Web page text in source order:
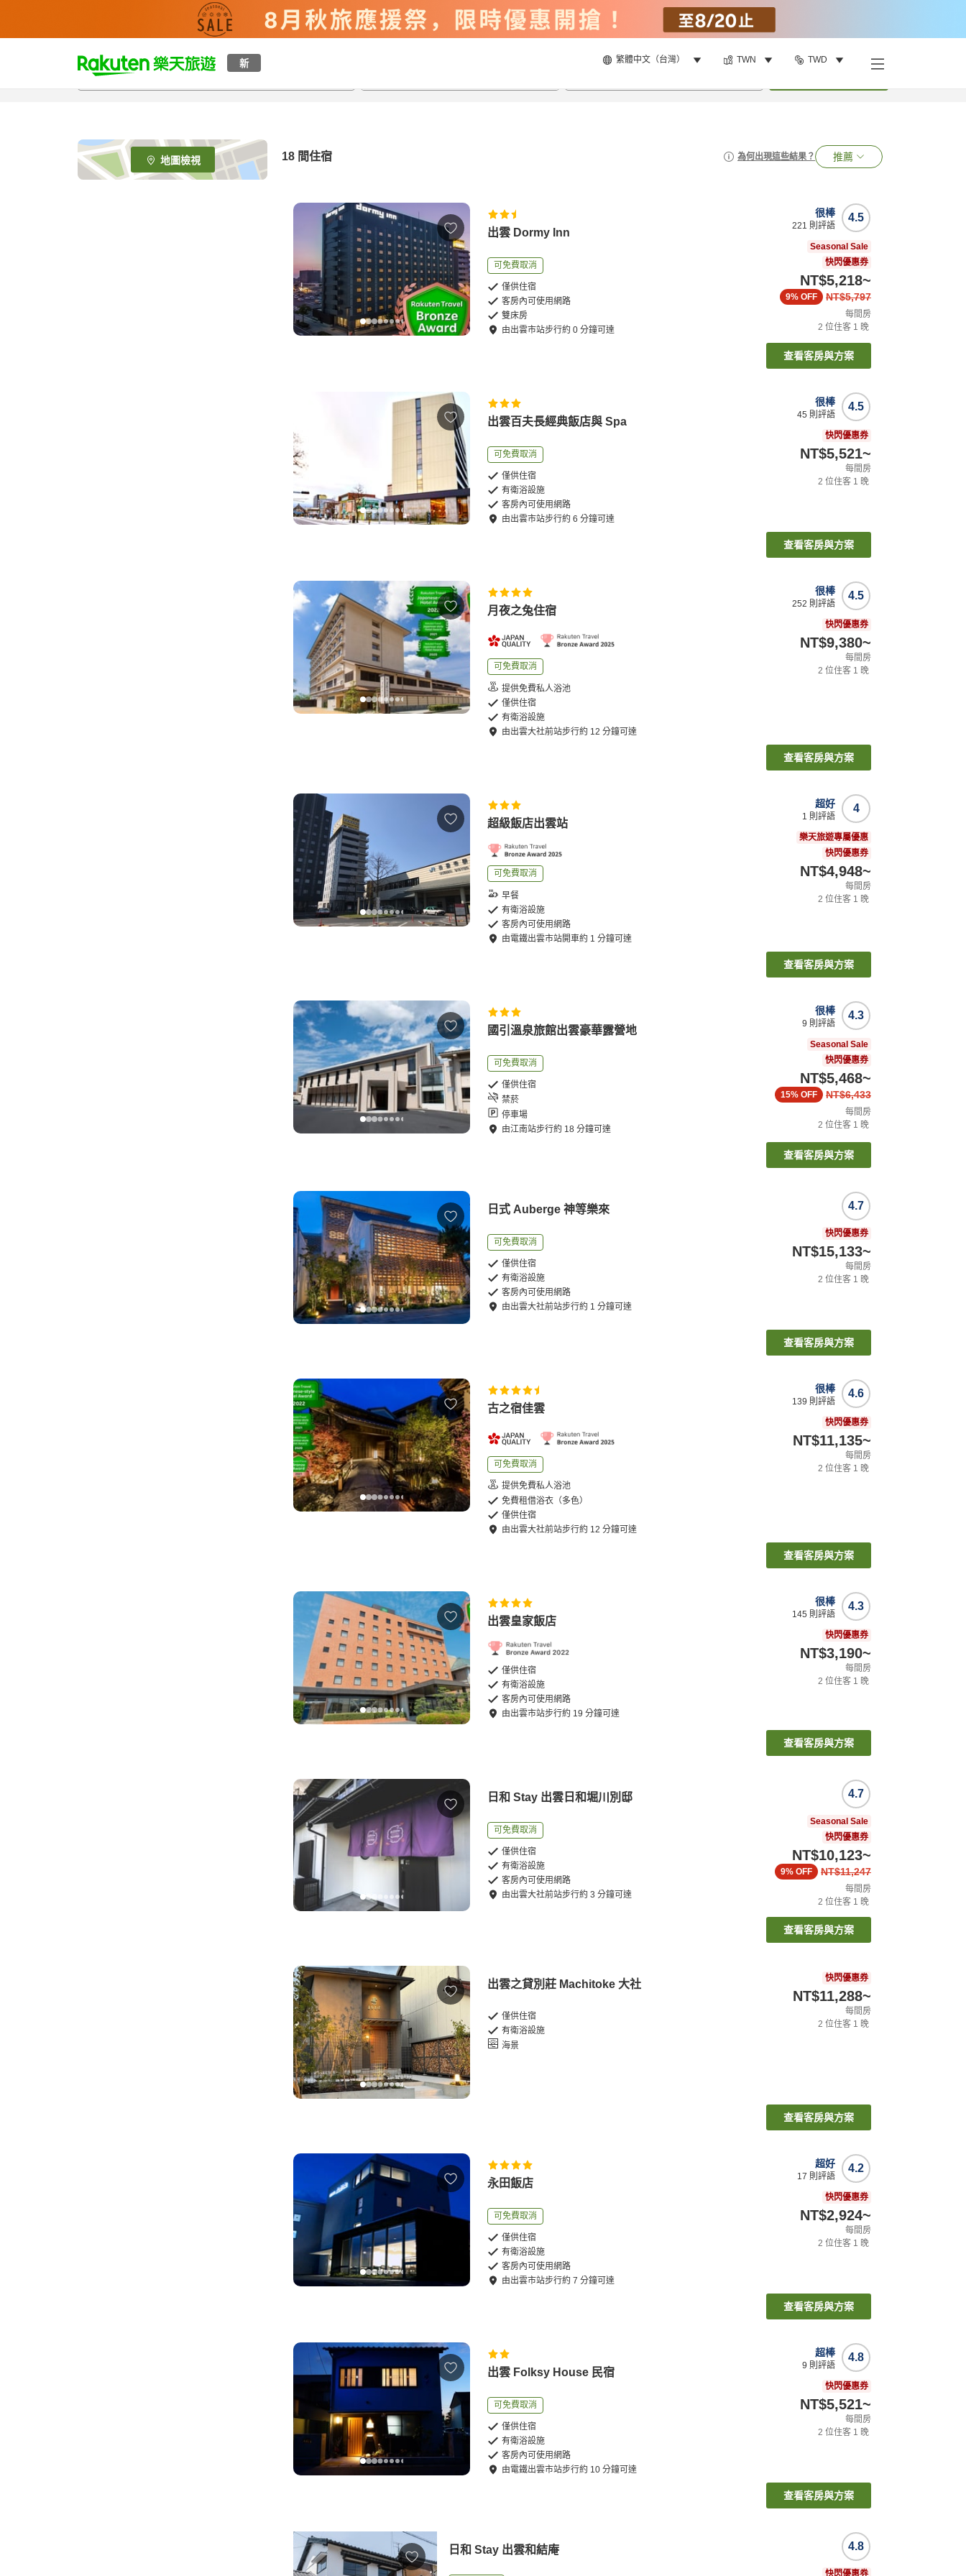
新 繁體中文（台灣） TWN TWD
t
p
e
_
s
地圖檢視 18 間住宿 為何出現這些結果？ 推薦
出雲 Dormy Inn
可免費取消
僅供住宿
客房內可使用網路
雙床房
由出雲市站步行約0 分鐘可達
4.5
很棒
221 則評語
Seasonal Sale
快閃優惠券
NT$5,218~
NT$5,797
9% OFF
每間房
2 位住客 1 晚
查看客房與方案
出雲百夫長經典飯店與 Spa
可免費取消
僅供住宿
有衛浴設施
客房內可使用網路
由出雲市站步行約6 分鐘可達
4.5
很棒
45 則評語
快閃優惠券
NT$5,521~
每間房
2 位住客 1 晚
查看客房與方案
月夜之兔住宿
可免費取消
提供免費私人浴池
僅供住宿
有衛浴設施
由出雲大社前站步行約 12 分鐘可達
4.5
很棒
252 則評語
快閃優惠券
NT$9,380~
每間房
2 位住客 1 晚
查看客房與方案
超級飯店出雲站
可免費取消
早餐
有衛浴設施
客房內可使用網路
由電鐵出雲市站開車約 1 分鐘可達
4
超好
1 則評語
樂天旅遊專屬優惠
快閃優惠券
NT$4,948~
每間房
2 位住客 1 晚
查看客房與方案
國引溫泉旅館出雲豪華露營地
可免費取消
僅供住宿
禁菸
停車場
由江南站步行約 18 分鐘可達
4.3
很棒
9 則評語
Seasonal Sale
快閃優惠券
NT$5,468~
NT$6,433
15% OFF
每間房
2 位住客 1 晚
查看客房與方案
日式 Auberge 神等樂來
可免費取消
僅供住宿
有衛浴設施
客房內可使用網路
由出雲大社前站步行約 1 分鐘可達
4.7
快閃優惠券
NT$15,133~
每間房
2 位住客 1 晚
查看客房與方案
古之宿佳雲
可免費取消
提供免費私人浴池
免費租借浴衣（多色）
僅供住宿
由出雲大社前站步行約 12 分鐘可達
4.6
很棒
139 則評語
快閃優惠券
NT$11,135~
每間房
2 位住客 1 晚
查看客房與方案
出雲皇家飯店
僅供住宿
有衛浴設施
客房內可使用網路
由出雲市站步行約 19 分鐘可達
4.3
很棒
145 則評語
快閃優惠券
NT$3,190~
每間房
2 位住客 1 晚
查看客房與方案
日和 Stay 出雲日和堀川別邸
可免費取消
僅供住宿
有衛浴設施
客房內可使用網路
由出雲大社前站步行約3 分鐘可達
4.7
Seasonal Sale
快閃優惠券
NT$10,123~
NT$11,247
9% OFF
每間房
2 位住客 1 晚
查看客房與方案
出雲之貸別莊 Machitoke 大社
僅供住宿
有衛浴設施
海景
快閃優惠券
NT$11,288~
每間房
2 位住客 1 晚
查看客房與方案
永田飯店
可免費取消
僅供住宿
有衛浴設施
客房內可使用網路
由出雲市站步行約7 分鐘可達
4.2
超好
17 則評語
快閃優惠券
NT$2,924~
每間房
2 位住客 1 晚
查看客房與方案
出雲 Folksy House 民宿
可免費取消
僅供住宿
有衛浴設施
客房內可使用網路
由電鐵出雲市站步行約 10 分鐘可達
4.8
超棒
9 則評語
快閃優惠券
NT$5,521~
每間房
2 位住客 1 晚
查看客房與方案
日和 Stay 出雲和結庵 4.8